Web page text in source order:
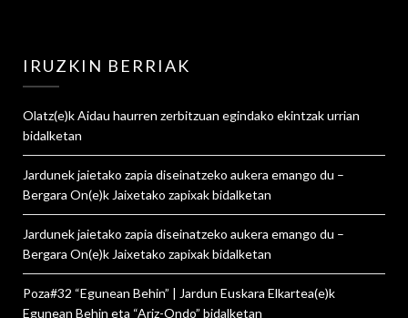
IRUZKIN BERRIAK
Olatz(e)kAidau haurren zerbitzuan egindako ekintzak urrian
bidalketan
Jardunek jaietako zapia diseinatzeko aukera emango du –
Bergara On(e)k Jaixetako zapixakbidalketan
Jardunek jaietako zapia diseinatzeko aukera emango du –
Bergara On(e)k Jaixetako zapixakbidalketan
Poza#32 “Egunean Behin” | Jardun Euskara Elkartea(e)k
Egunean Behin eta “Ariz-Ondo” bidalketan